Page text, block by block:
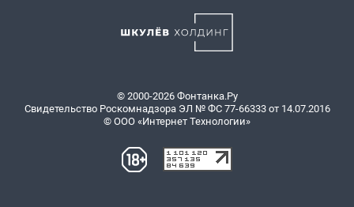
© 2000-2026 Фонтанка.Ру
Свидетельство Роскомнадзора ЭЛ № ФС 77-66333 от 14.07.2016
© ООО «Интернет Технологии»